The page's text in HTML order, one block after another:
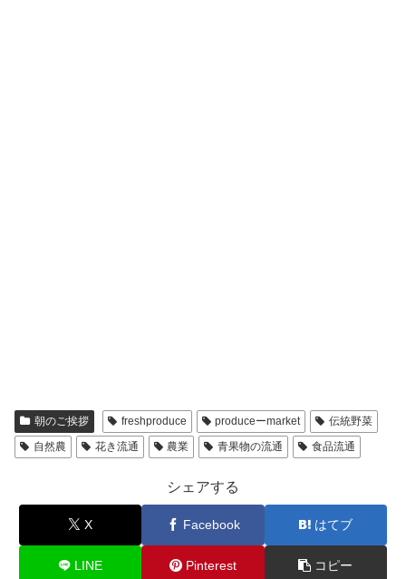
朝のご挨拶 freshproduce produceーmarket
伝統野菜
自然農
花き流通 農業 青果物の流通 食品流通
シェアする
X Facebook はてブ
LINE Pinterest コピー